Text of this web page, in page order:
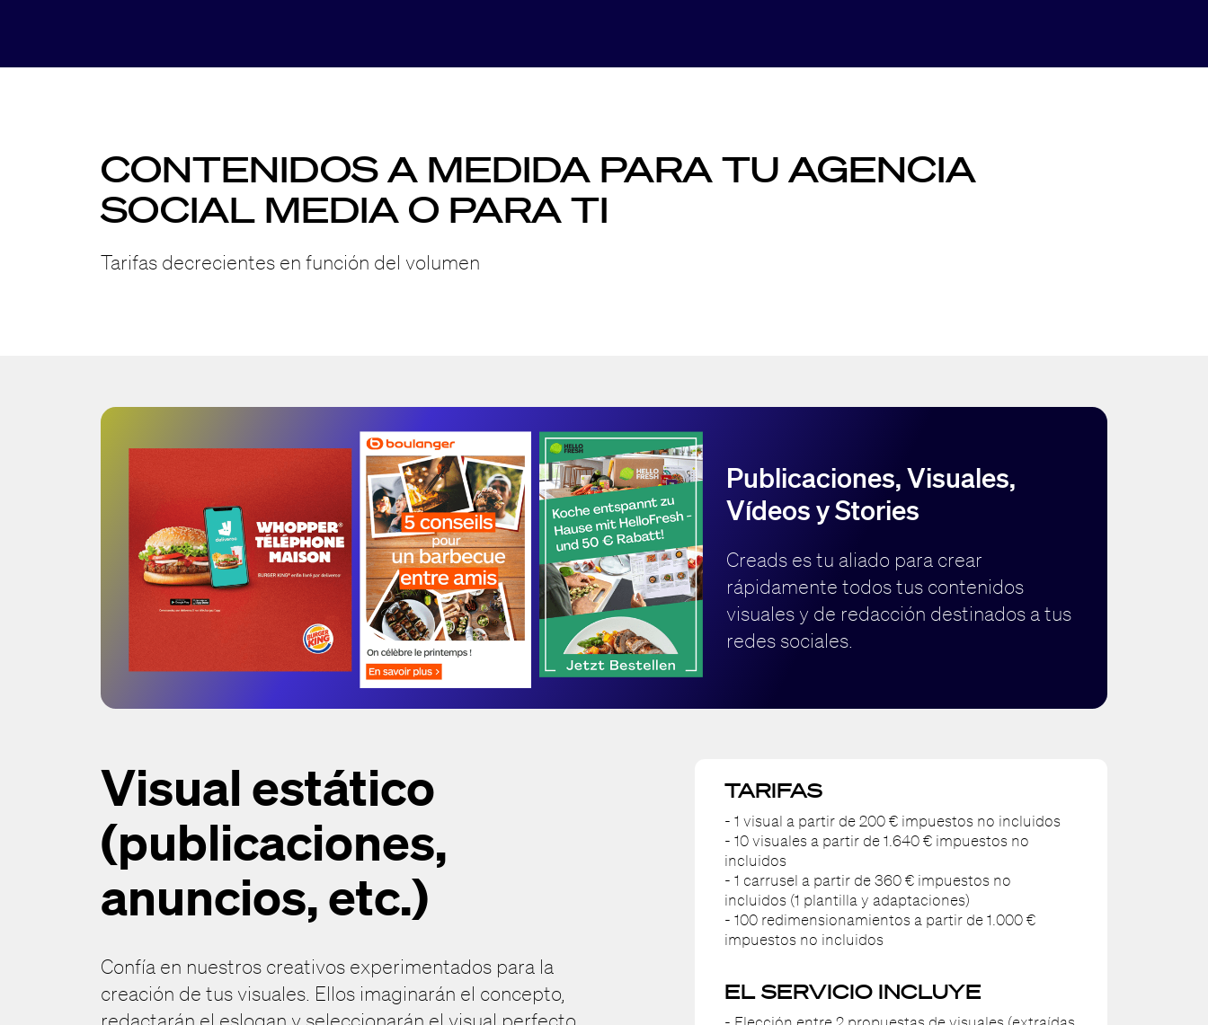
CONTENIDOS A MEDIDA PARA TU AGENCIA
SOCIAL MEDIA O PARA TI
Tarifas decrecientes en función del volumen
Publicaciones, Visuales,
Vídeos y Stories
Creads es tu aliado para crear
rápidamente todos tus contenidos
visuales y de redacción destinados a tus
redes sociales.
Visual estático
(publicaciones,
anuncios, etc.)
Confía en nuestros creativos experimentados para la
creación de tus visuales. Ellos imaginarán el concepto,
TARIFAS
- 1 visual a partir de 200 € impuestos no incluidos
- 10 visuales a partir de 1.640 € impuestos no
incluidos
- 1 carrusel a partir de 360 € impuestos no
incluidos (1 plantilla y adaptaciones)
- 100 redimensionamientos a partir de 1.000 €
impuestos no incluidos
EL SERVICIO INCLUYE